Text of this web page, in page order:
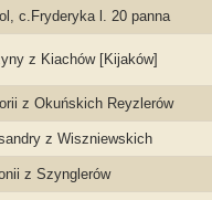
c.Fryderyka l. 20 panna
z Kiachów [Kijaków]
z Okuńskich Reyzlerów
z Wiszniewskich
z Szynglerów